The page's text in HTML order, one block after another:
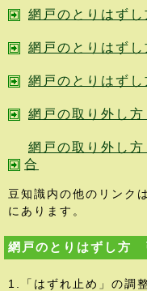
網戸のとりはず
網戸のとりはず
網戸のとりはず
網戸の取り外し
網戸の取り外し
合
豆知識内の他のリンク
にあります。
網戸のとりはずし方
1.「はずれ止め」の調